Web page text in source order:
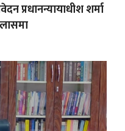
प्रधानन्यायाधीश शर्मा